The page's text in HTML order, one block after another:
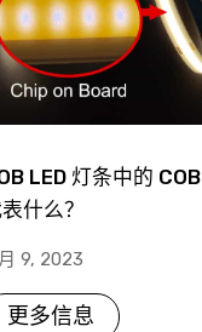
LED 灯条中的 COB
什么？
9, 2023
更多信息